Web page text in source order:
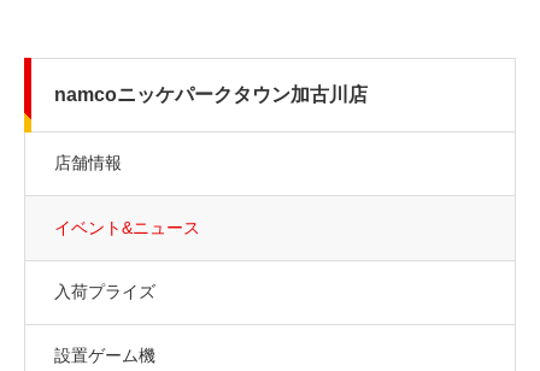
namcoニッケパークタウン加古川店
店舗情報
イベント&ニュース
入荷プライズ
設置ゲーム機